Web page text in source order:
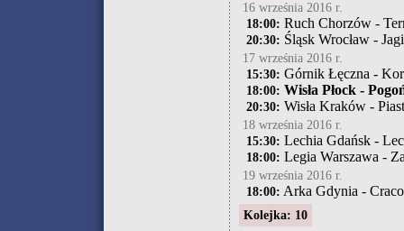
16 września 2016 r.
18:00: Ruch Chorzów -
20:30: Śląsk Wrocław -
17 września 2016 r.
15:30: Górnik Łęczna -
18:00: Wisła Płock -
20:30: Wisła Kraków -
18 września 2016 r.
15:30: Lechia Gdańsk -
18:00: Legia Warszawa -
19 września 2016 r.
18:00: Arka Gdynia -
Kolejka: 10